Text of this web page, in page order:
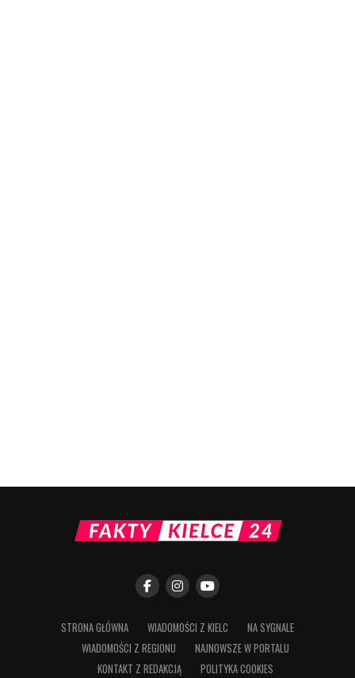
STRONA GŁÓWNA WIADOMOŚCI Z KIELC
NA SYGNALE
WIADOMOŚCI Z REGIONU
NAJNOWSZE W PORTALU
KONTAKT Z REDAKCJĄ
POLITYKA COOKIES